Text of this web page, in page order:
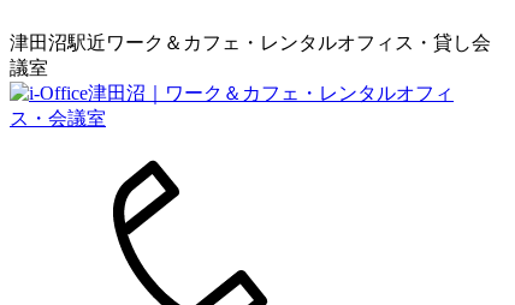
津田沼駅近ワーク＆カフェ・レンタルオフィス・貸し会
議室